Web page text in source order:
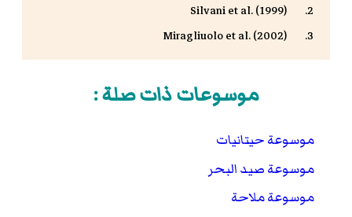
Silvani et al. (1999)
Miragliuolo et al. (2002)
موسوعات ذات صلة :
موسوعة حيتانيات
موسوعة صيد البحر
موسوعة ملاحة